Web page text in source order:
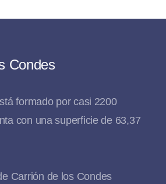
Condes
formado por casi 2200
con una superficie de 63,37